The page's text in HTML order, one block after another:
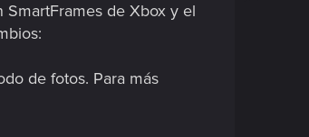
SmartFrames de Xbox y el
de fotos. Para más